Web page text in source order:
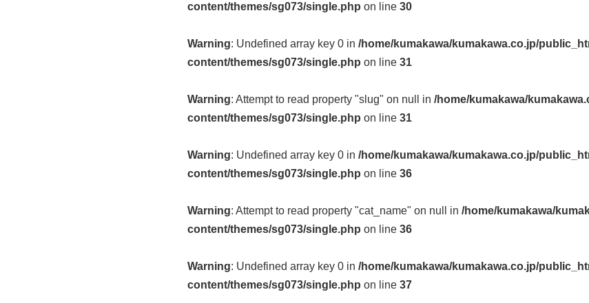
content/themes/sg073/single.php on line 30
Warning: Undefined array key 0 in /home/kumakawa/kumakawa.co.jp/
content/themes/sg073/single.php on line 31
Warning: Attempt to read property "slug" on null in /home/kumakawa/
content/themes/sg073/single.php on line 31
Warning: Undefined array key 0 in /home/kumakawa/kumakawa.co.jp/
content/themes/sg073/single.php on line 36
Warning: Attempt to read property "cat_name" on null in /home/kumakawa/
content/themes/sg073/single.php on line 36
Warning: Undefined array key 0 in /home/kumakawa/kumakawa.co.jp/
content/themes/sg073/single.php on line 37